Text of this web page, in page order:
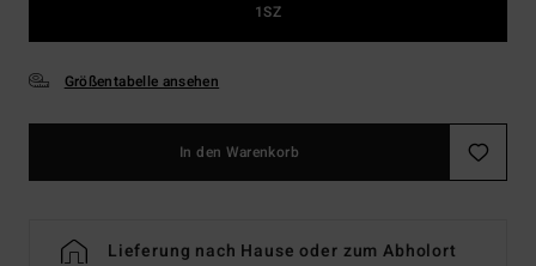
1SZ
Größentabelle ansehen
In den Warenkorb
Lieferung nach Hause oder zum Abholort